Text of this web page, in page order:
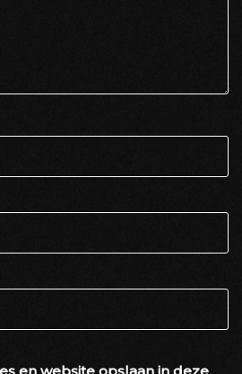
en website opslaan in deze